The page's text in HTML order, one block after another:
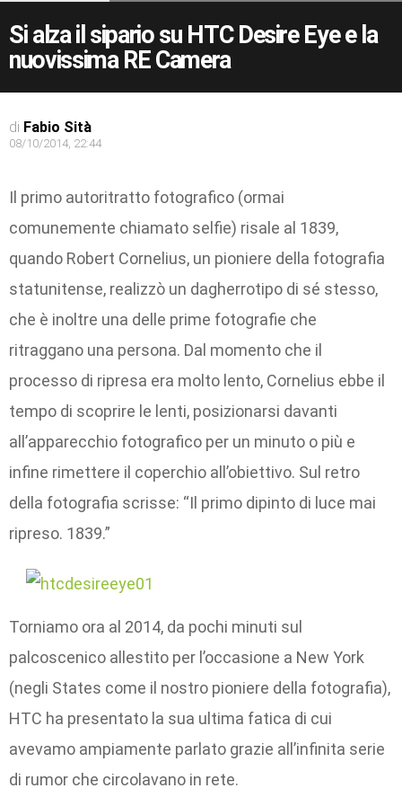
Si alza il sipario su HTC Desire Eye e la
nuovissima RE Camera
di Fabio Sità
08/10/2014, 22:44
Il primo autoritratto fotografico (ormai
comunemente chiamato selfie) risale al 1839,
quando Robert Cornelius, un pioniere della fotografia
statunitense, realizzò un dagherrotipo di sé stesso,
che è inoltre una delle prime fotografie che
ritraggano una persona. Dal momento che il
processo di ripresa era molto lento, Cornelius ebbe il
tempo di scoprire le lenti, posizionarsi davanti
all’apparecchio fotografico per un minuto o più e
infine rimettere il coperchio all’obiettivo. Sul retro
della fotografia scrisse: “Il primo dipinto di luce mai
ripreso. 1839.”
Torniamo ora al 2014, da pochi minuti sul
palcoscenico allestito per l’occasione a New York
(negli States come il nostro pioniere della fotografia),
HTC ha presentato la sua ultima fatica di cui
avevamo ampiamente parlato grazie all’infinita serie
di rumor che circolavano in rete.